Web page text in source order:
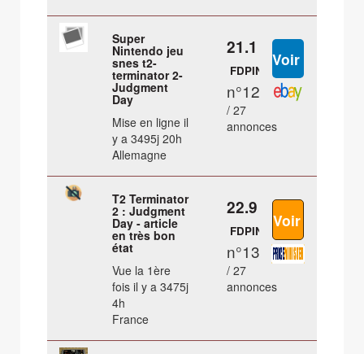
Super
Nintendo jeu
snes t2-
terminator 2-
Judgment
Day
Mise en ligne il
y a 3495j 20h
Allemagne
21.1 €
FDPIN
n°12
/ 27
annonces
T2 Terminator
2 : Judgment
Day - article
en très bon
état
Vue la 1ère
fois il y a 3475j
4h
France
22.9 €
FDPIN
n°13
/ 27
annonces